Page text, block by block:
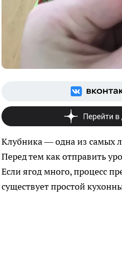
Клубника — одна из самых
Перед тем как отправить
Если ягод много, процесс
существует простой